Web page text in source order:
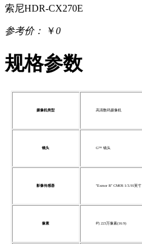
索尼HDR-CX270E
参考价： ￥0
规格参数
摄像机类型 高清数码摄像机
镜头 G™ 镜头
影像传感器 "Exmor R" CMOS 1/3.91英寸
像素 约 223万像素(16:9)